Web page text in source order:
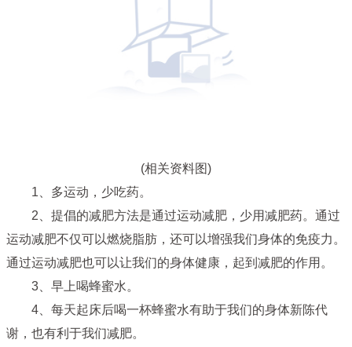
(相关资料图)
1、多运动，少吃药。
2、提倡的减肥方法是通过运动减肥，少用减肥药。通过
运动减肥不仅可以燃烧脂肪，还可以增强我们身体的免疫力。
通过运动减肥也可以让我们的身体健康，起到减肥的作用。
3、早上喝蜂蜜水。
4、每天起床后喝一杯蜂蜜水有助于我们的身体新陈代
谢，也有利于我们减肥。